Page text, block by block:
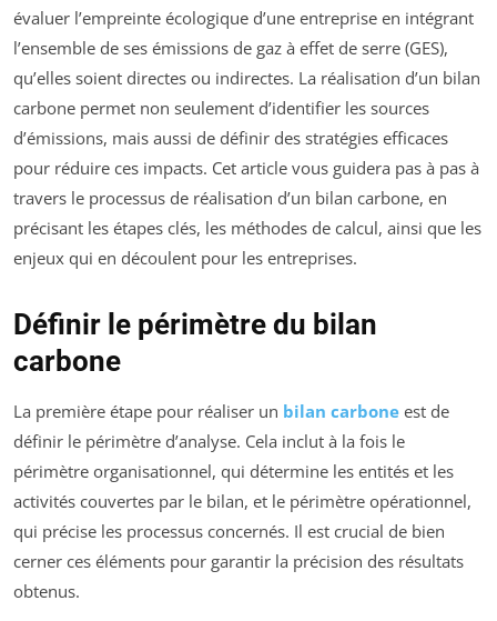
évaluer l’empreinte écologique d’une entreprise en intégrant
l’ensemble de ses émissions de gaz à effet de serre (GES),
qu’elles soient directes ou indirectes. La réalisation d’un bilan
carbone permet non seulement d’identifier les sources
d’émissions, mais aussi de définir des stratégies efficaces
pour réduire ces impacts. Cet article vous guidera pas à pas à
travers le processus de réalisation d’un bilan carbone, en
précisant les étapes clés, les méthodes de calcul, ainsi que les
enjeux qui en découlent pour les entreprises.
Définir le périmètre du bilan
carbone
La première étape pour réaliser un bilan carbone est de
définir le périmètre d’analyse. Cela inclut à la fois le
périmètre organisationnel, qui détermine les entités et les
activités couvertes par le bilan, et le périmètre opérationnel,
qui précise les processus concernés. Il est crucial de bien
cerner ces éléments pour garantir la précision des résultats
obtenus.